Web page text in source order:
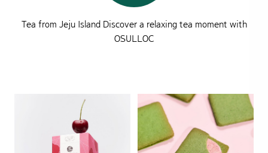
Tea from Jeju Island Discover a relaxing tea moment with
OSULLOC